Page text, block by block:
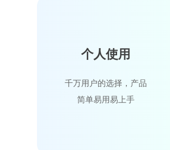
个人使用
千万用户的选择，产品
简单易用易上手